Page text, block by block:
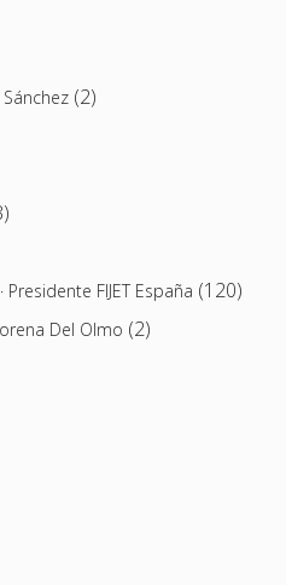
(2)
FIJET España (120)
Del Olmo (2)